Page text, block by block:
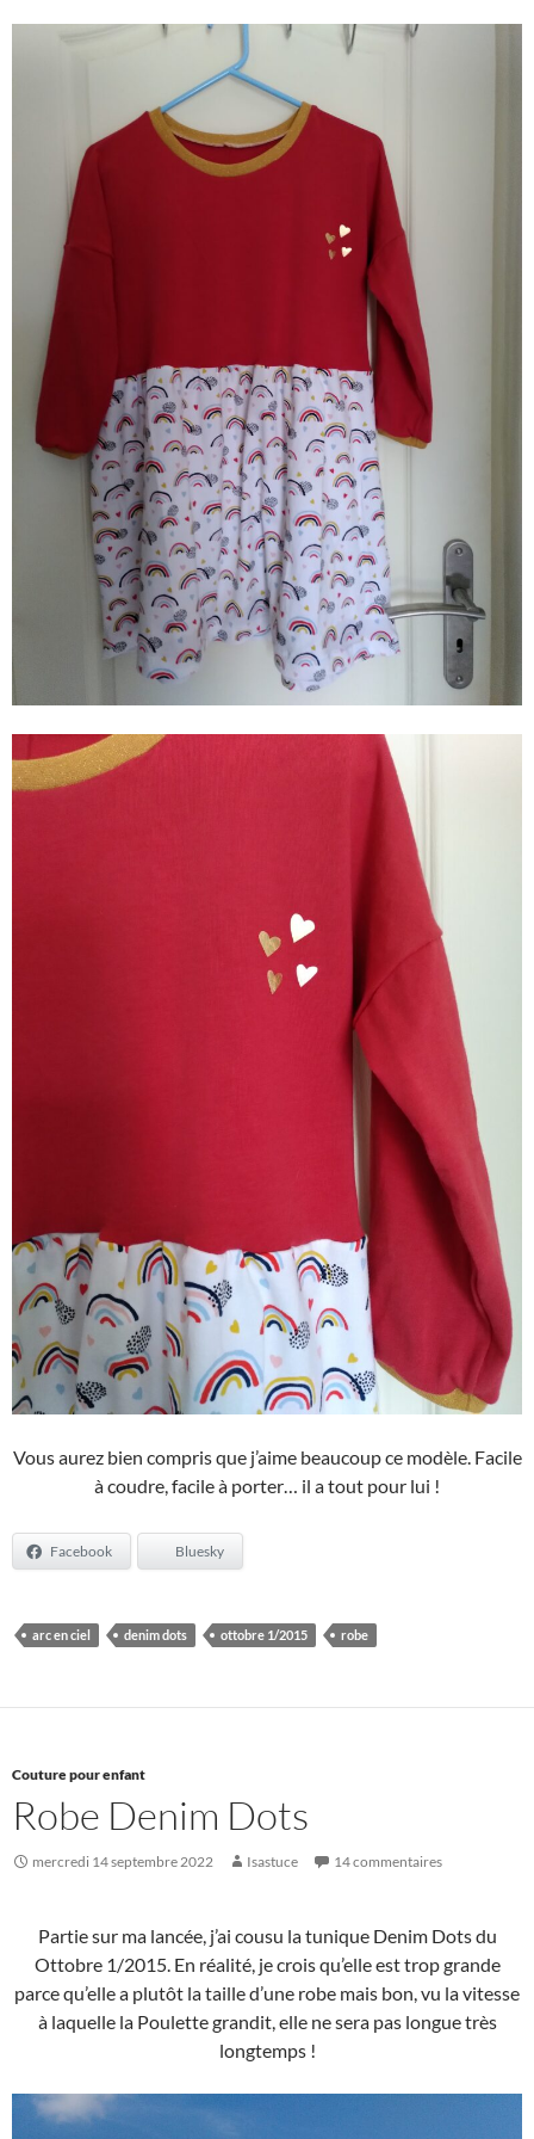
Vous aurez bien compris que j’aime beaucoup ce modèle. Facile
à coudre, facile à porter… il a tout pour lui !
Facebook Bluesky
arc en ciel denim dots ottobre 1/2015 robe
Couture pour enfant
Robe Denim Dots
mercredi 14 septembre 2022 Isastuce 14 commentaires
Partie sur ma lancée, j’ai cousu la tunique Denim Dots du
Ottobre 1/2015. En réalité, je crois qu’elle est trop grande
parce qu’elle a plutôt la taille d’une robe mais bon, vu la vitesse
à laquelle la Poulette grandit, elle ne sera pas longue très
longtemps !